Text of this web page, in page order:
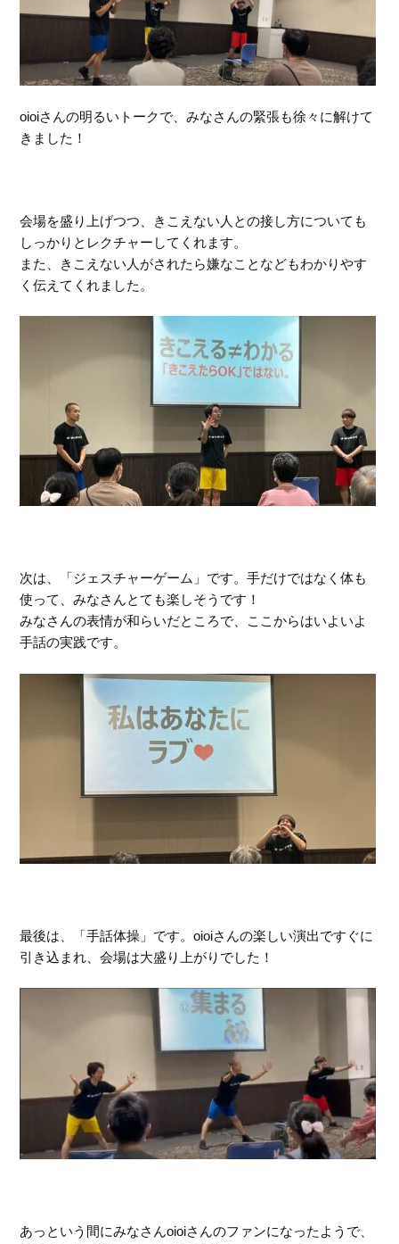
oioiさんの明るいトークで、みなさんの緊張も徐々に解けて
きました！
会場を盛り上げつつ、きこえない人との接し方についても
しっかりとレクチャーしてくれます。
また、きこえない人がされたら嫌なことなどもわかりやす
く伝えてくれました。
次は、「ジェスチャーゲーム」です。手だけではなく体も
使って、みなさんとても楽しそうです！
みなさんの表情が和らいだところで、ここからはいよいよ
手話の実践です。
最後は、「手話体操」です。oioiさんの楽しい演出ですぐに
引き込まれ、会場は大盛り上がりでした！
あっという間にみなさんoioiさんのファンになったようで、